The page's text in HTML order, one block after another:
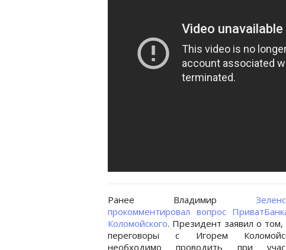
Ранее Владимир
прокомментировал вопрос
Коломойского. Президент заявил о том,
переговоры с Игорем
необходимо проводить при